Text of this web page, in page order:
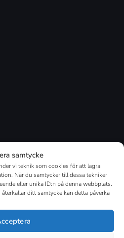
samtycke
vi teknik som cookies för att lagra
När du samtycker till dessa tekniker
eller unika ID:n på denna webbplats.
ditt samtycke kan detta påverka